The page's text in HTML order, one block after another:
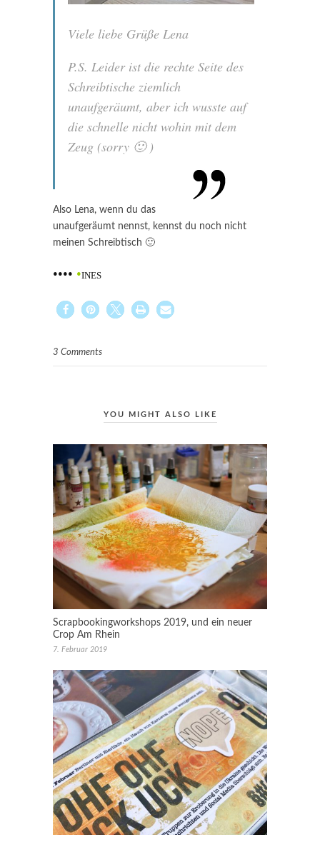
Viele liebe Grüße Lena
P.S. Leider ist die rechte Seite des
Schreibtische ziemlich
unaufgeräumt, aber ich wusste auf
die schnelle nicht wohin mit dem
Zeug (sorry 🙂 )
Also Lena, wenn du das
unaufgeräumt nennst, kennst du noch nicht
meinen Schreibtisch 🙂
•••• •INES
3 Comments
YOU MIGHT ALSO LIKE
Scrapbookingworkshops 2019, und ein neuer
Crop Am Rhein
7. Februar 2019